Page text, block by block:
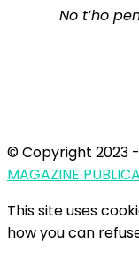
No t’ho
© Copyright 2023
MAGAZINE
This site uses
how you can